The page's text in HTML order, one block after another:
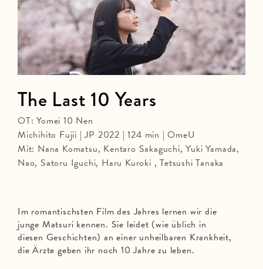
Im romantischsten Film des Jahres lernen wir die
junge Matsuri kennen. Sie leidet (wie üblich in
diesen Geschichten) an einer unheilbaren Krankheit,
die Ärzte geben ihr noch 10 Jahre zu leben.
The Last 10 Years
OT: Yomei 10 Nen
Michihito Fujii | JP 2022 | 124 min | OmeU
Mit: Nana Komatsu, Kentaro Sakaguchi, Yuki Yamada,
Nao, Satoru Iguchi, Haru Kuroki , Tetsushi Tanaka